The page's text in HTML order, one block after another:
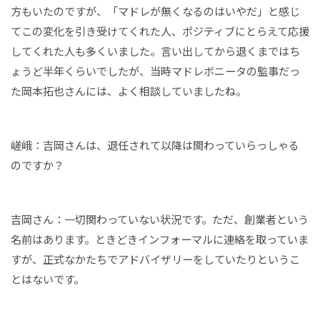
方もいたのですが、「マドレが無くなるのはいやだ」と感じ
てこの変化を引き受けてくれた人、ポジティブにとらえて応援
してくれた人も多くいました。言い出してから退くまではち
ょうど半年くらいでしたが、当時マドレボニータの監事だっ
た岡本拓也さんには、よく相談していましたね。
嵯峨：吉岡さんは、退任されて以降は関わっていらっしゃる
のですか？
吉岡さん：一切関わっていない状況です。ただ、創業者という
名前はあります。ときどきインフォーマルに連絡を取っていま
すが、正式なかたちでアドバイザリーをしていたりというこ
とはないです。